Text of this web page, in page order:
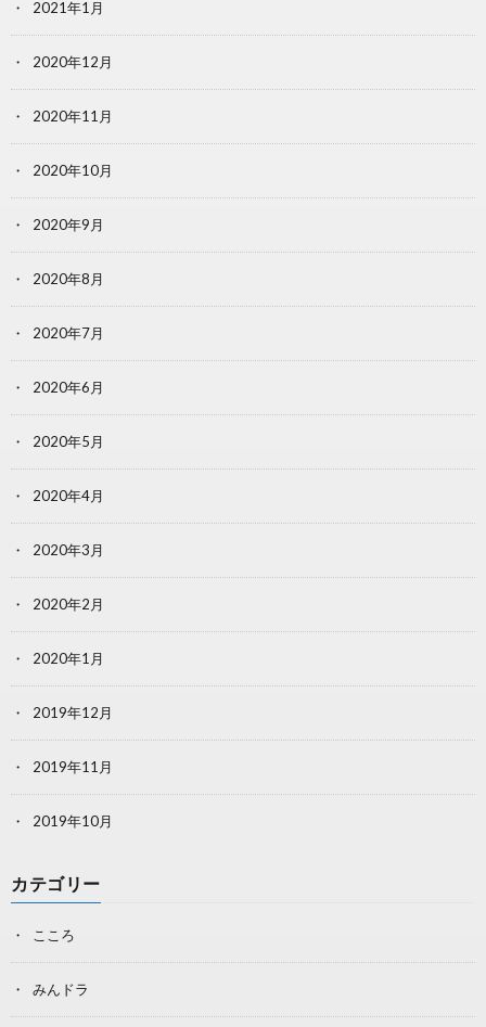
2021年1月
2020年12月
2020年11月
2020年10月
2020年9月
2020年8月
2020年7月
2020年6月
2020年5月
2020年4月
2020年3月
2020年2月
2020年1月
2019年12月
2019年11月
2019年10月
カテゴリー
こころ
みんドラ